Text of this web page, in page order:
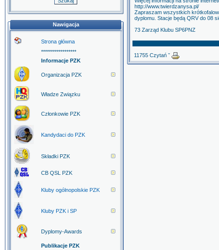
Nawigacja
Strona główna
******************
Informacje PZK
Organizacja PZK
Władze Związku
Członkowie PZK
Kandydaci do PZK
Składki PZK
CB QSL PZK
Kluby ogólnopolskie PZK
Kluby PZK i SP
Dyplomy-Awards
Publikacje PZK
http://www.twierdzanysa.pl/
Zapraszam wszystkich
dyplomu. Stacje będą QRV do 08
73 Zarząd Klubu SP6PNZ
11755 Czytań ˇ